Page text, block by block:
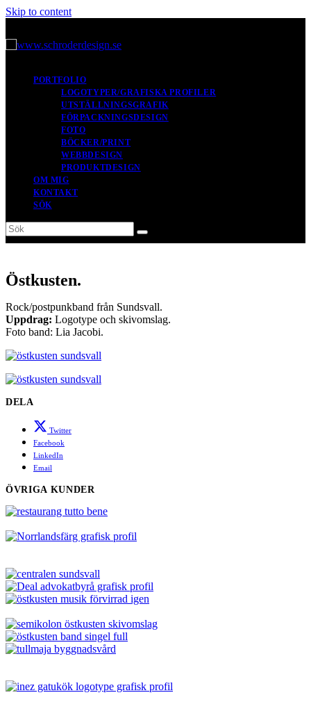
Skip to content
PORTFOLIO
LOGOTYPER/GRAFISKA PROFILER
UTSTÄLLNINGSGRAFIK
FÖRPACKNINGSDESIGN
FOTO
BÖCKER/PRINT
WEBBDESIGN
PRODUKTDESIGN
OM MIG
KONTAKT
SÖK
Sök
Submit
Östkusten.
Rock/postpunkband från Sundsvall.
Uppdrag: Logotype och skivomslag.
Foto band: Lia Jacobi.
DELA
Twitter
Facebook
LinkedIn
Email
ÖVRIGA KUNDER